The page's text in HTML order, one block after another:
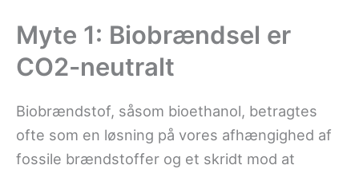
Myte 1: Biobrændsel er
CO2-neutralt
Biobrændstof, såsom bioethanol, betragtes
ofte som en løsning på vores afhængighed af
fossile brændstoffer og et skridt mod at